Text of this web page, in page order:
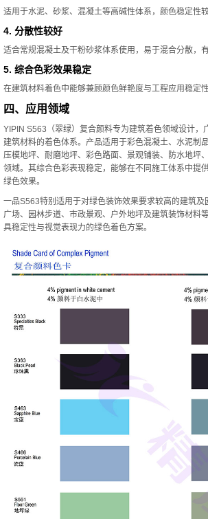
适用于水泥、砂浆、混凝土等高碱性体系，颜色稳定性较
4. 分散性较好
适合常规混凝土及干粉砂浆体系使用，易于混合分散，
5. 综合色彩效果稳定
在建筑材料着色中能够兼顾颜色鲜艳度与工程应用稳定性
四、应用领域
YIPIN S563（翠绿）复合颜料专为建筑着色领域设计，
建筑材料的着色体系。产品适用于彩色混凝土、水泥制
压模地坪、耐磨地坪、彩色路面、景观铺装、防水地坪
领域。其综合色彩表现稳定，能够在不同施工体系中提
绿色效果。
一品S563特别适用于对绿色装饰效果要求较高的建筑及
广场、园林步道、市政景观、户外地坪及建筑装饰材料
具稳定性与视觉表现力的绿色着色方案。